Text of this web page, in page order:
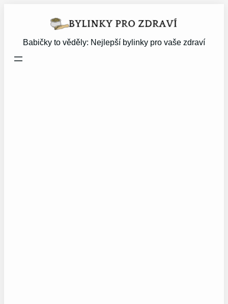
Babičky to věděly: Nejlepší bylinky pro vaše zdraví